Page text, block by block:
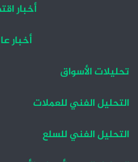
أخبار
أخبار
تحليلات الأسواق
التحليل الفني للعملات
التحليل الفني للسلع